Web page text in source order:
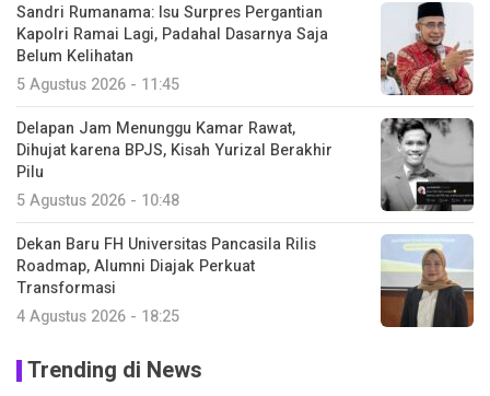
Sandri Rumanama: Isu Surpres Pergantian
Kapolri Ramai Lagi, Padahal Dasarnya Saja
Belum Kelihatan
5 Agustus 2026 - 11:45
Delapan Jam Menunggu Kamar Rawat,
Dihujat karena BPJS, Kisah Yurizal Berakhir
Pilu
5 Agustus 2026 - 10:48
Dekan Baru FH Universitas Pancasila Rilis
Roadmap, Alumni Diajak Perkuat
Transformasi
4 Agustus 2026 - 18:25
Trending di News